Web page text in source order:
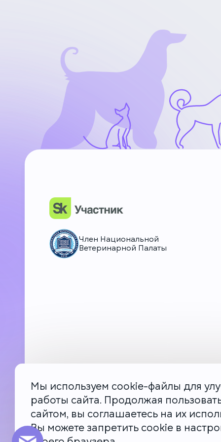
Член Национальной
Ветеринарной Палаты
Мы используем cookie-файлы для
работы сайта. Продолжая
сайтом, вы соглашаетесь на их
Вы можете запретить cookie в